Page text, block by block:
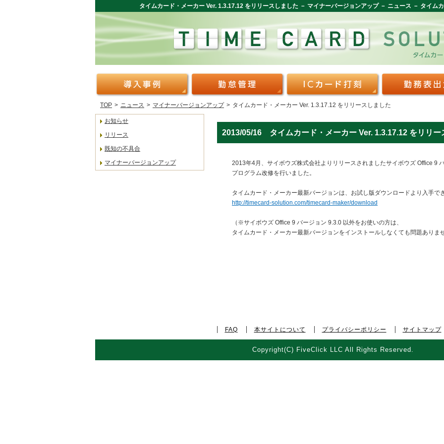
タイムカード・メーカー Ver. 1.3.17.12 をリリースしました － マイナーバージョンアップ － ニュース － タイム
TOP > ニュース > マイナーバージョンアップ > タイムカード・メーカー Ver. 1.3.17.12 をリリースしました
2013/05/16 タイムカード・メーカー Ver. 1.3.17.12 をリリー
2013年4月、サイボウズ株式会社よりリリースされましたサイボウズ Office 9
プログラム改修を行いました。
タイムカード・メーカー最新バージョンは、お試し版ダウンロードより入手で
http://timecard-solution.com/timecard-maker/download
（※サイボウズ Office 9 バージョン 9.3.0 以外をお使いの方は、
タイムカード・メーカー最新バージョンをインストールしなくても問題ありま
お知らせ
リリース
既知の不具合
マイナーバージョンアップ
FAQ 本サイトについて プライバシーポリシー サイトマップ
Copyright(C) FiveClick LLC All Rights Reserved.